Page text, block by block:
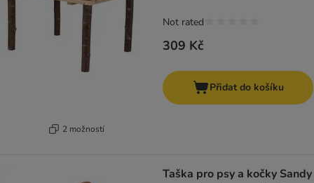
2 možností
309 Kč
Not rated
Přidat do košíku
Taška pro psy a kočky Sandy